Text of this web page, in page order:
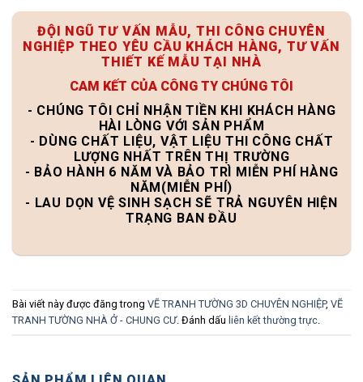
ĐỘI NGŨ TƯ VẤN MẪU, THI CÔNG CHUYÊN
NGHIỆP THEO YÊU CẦU KHÁCH HÀNG, TƯ VẤN
THIẾT KẾ MẪU TẠI NHÀ
CAM KẾT CỦA CÔNG TY CHÚNG TÔI
- CHÚNG TÔI CHỈ NHẬN TIỀN KHI KHÁCH HÀNG
HÀI LÒNG VỚI SẢN PHẨM
- DÙNG CHẤT LIỆU, VẬT LIỆU THI CÔNG CHẤT
LƯỢNG NHẤT TRÊN THỊ TRƯỜNG
- BẢO HÀNH 6 NĂM VÀ BẢO TRÌ MIỄN PHÍ HÀNG
NĂM(MIỄN PHÍ)
- LAU DỌN VỆ SINH SẠCH SẼ TRẢ NGUYÊN HIỆN
TRẠNG BAN ĐẦU
Bài viết này được đăng trong VẼ TRANH TƯỜNG 3D CHUYÊN NGHIỆP, VẼ
TRANH TƯỜNG NHÀ Ở - CHUNG CƯ. Đánh dấu liên kết thường trực